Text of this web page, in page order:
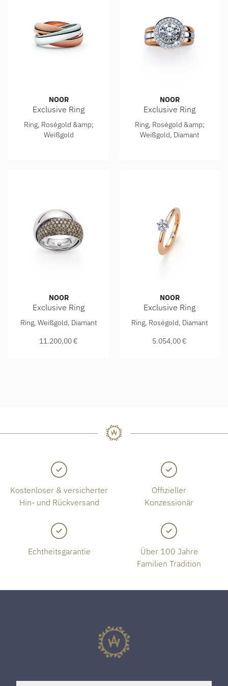
NOOR
Exclusive Ring
Noor Exclusive Ring, Ref: 30503-090-M8
Ring, Roségold &amp;
Weißgold
NOOR
Exclusive Ring
Noor Exclusive Ring, Ref:
Ring, Roségold &amp;
Weißgold, Diamant
NOOR
Exclusive Ring
Noor Exclusive Ring, Ref: 30549-010-W8, Preis:
Ring, Weißgold, Diamant
11.200,00 €
NOOR
Exclusive Ring
Noor Exclusive Ring, Ref:
Ring, Roségold, Diamant
5.054,00 €
Kostenloser & versicherter
Hin- und Rückversand
Offizieller
Konzessionär
Echtheitsgarantie
Über 100 Jahre
Familien Tradition